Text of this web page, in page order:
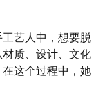
艺人中，想要脱
质、设计、文化
这个过程中，她